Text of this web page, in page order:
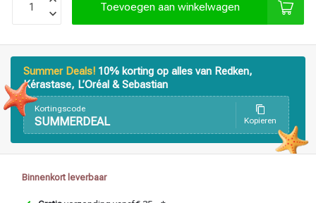
Toevoegen aan winkelwagen
Summer Deals! 10% korting op alles van Redken,
Kérastase, L’Oréal & Sebastian
Kortingscode
SUMMERDEAL Kopieren
Binnenkort leverbaar